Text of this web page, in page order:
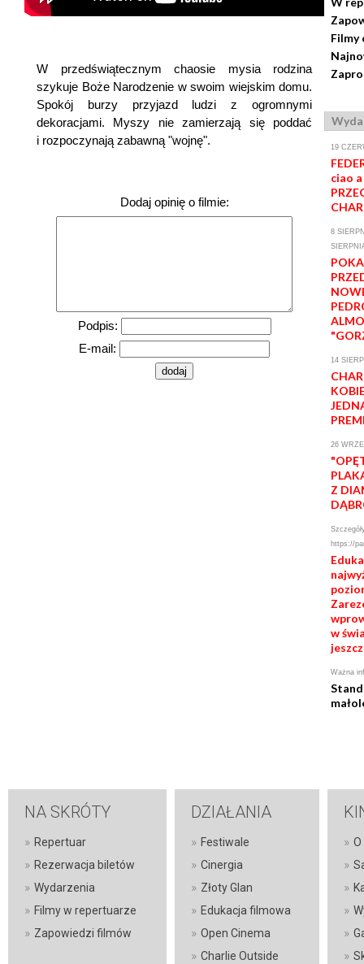
W przedświątecznym chaosie mysia rodzina
szykuje Boże Narodzenie w swoim wiejskim domu.
Spokój burzy przyjazd ludzi z ogromnymi
dekoracjami. Myszy nie zamierzają się poddać
i rozpoczynają zabawną "wojnę".
Dodaj opinię o filmie:
Podpis:
E-mail:
Filmy
19
ciao
8
14
26
Z
https://
w
Ważna
NA SKRÓTY
» Repertuar
» Rezerwacja biletów
» Wydarzenia
» Filmy w repertuarze
» Zapowiedzi filmów
DZIAŁANIA
» Festiwale
» Cinergia
» Złoty Glan
» Edukacja filmowa
» Open Cinema
» Charlie Outside
» O
»
»
»
»
»